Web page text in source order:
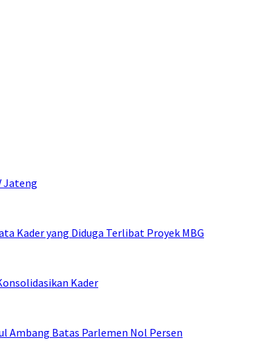
Jateng
Kader yang Diduga Terlibat Proyek MBG
Kader
Ambang Batas Parlemen Nol Persen